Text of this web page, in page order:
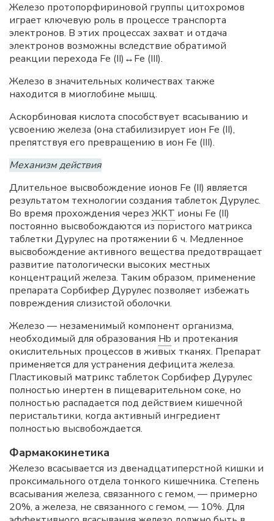
Железо протопорфириновой группы цитохромов
играет ключевую роль в процессе транспорта
электронов. В этих процессах захват и отдача
электронов возможны вследствие обратимой
реакции перехода Fe (II)↔Fe (III).
Железо в значительных количествах также
находится в миоглобине мышц.
Аскорбиновая кислота способствует всасыванию и
усвоению железа (она стабилизирует ион Fe (II),
препятствуя его превращению в ион Fe (III).
Механизм действия
Длительное высвобождение ионов Fe (II) является
результатом технологии создания таблеток Дурулес.
Во время прохождения через ЖКТ ионы Fe (II)
постоянно высвобождаются из пористого матрикса
таблетки Дурулес на протяжении 6 ч. Медленное
высвобождение активного вещества предотвращает
развитие патологически высоких местных
концентраций железа. Таким образом, применение
препарата Сорбифер Дурулес позволяет избежать
повреждения слизистой оболочки.
Железо — незаменимый компонент организма,
необходимый для образования Hb и протекания
окислительных процессов в живых тканях. Препарат
применяется для устранения дефицита железа.
Пластиковый матрикс таблеток Сорбифер Дурулес
полностью инертен в пищеварительном соке, но
полностью распадается под действием кишечной
перистальтики, когда активный ингредиент
полностью высвобождается.
Фармакокинетика
Железо всасывается из двенадцатиперстной кишки и
проксимального отдела тонкого кишечника. Степень
всасывания железа, связанного с гемом, — примерно
20%, а железа, не связанного с гемом, — 10%. Для